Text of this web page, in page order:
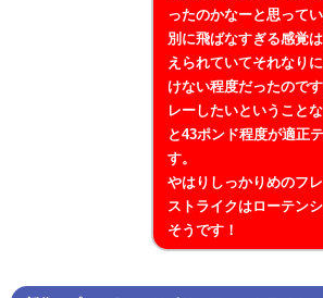
ったのかなーと思ってい
別に飛ばなすぎる感覚
えられていてそれなり
けない程度だったので
レーしたいということ
と43ポンド程度が適正
す。
やはりしっかりめのフ
ストライクはローテン
そうです！